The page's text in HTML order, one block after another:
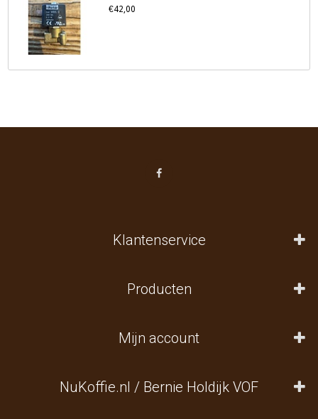
€42,00
Klantenservice
Producten
Mijn account
NuKoffie.nl / Bernie Holdijk VOF